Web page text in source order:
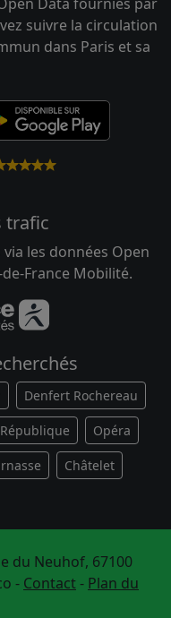
suivre la circulation
dans Paris et sa
trafic
les données Open
France Mobilité.
Denfert Rochereau
République Opéra
Châtelet
du Neuhof, 67100
- Contact- Plan du